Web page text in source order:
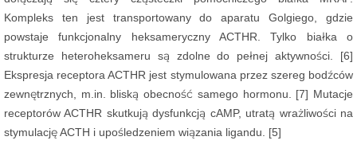
Kompleks ten jest transportowany do aparatu Golgiego, gdzie
powstaje funkcjonalny heksameryczny ACTHR. Tylko białka o
strukturze heteroheksameru są zdolne do pełnej aktywności. [6]
Ekspresja receptora ACTHR jest stymulowana przez szereg bodźców
zewnętrznych, m.in. bliską obecność samego hormonu. [7] Mutacje
receptorów ACTHR skutkują dysfunkcją cAMP, utratą wrażliwości na
stymulację ACTH i upośledzeniem wiązania ligandu. [5]